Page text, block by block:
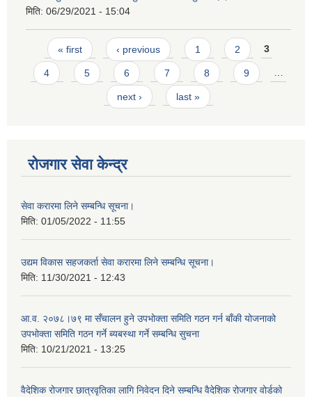
मिति: 06/29/2021 - 15:04
Pages
« first ‹ previous 1 2 3
4 5 6 7 8 9 …
next › last »
रोजगार सेवा केन्द्र
सेवा करारमा लिने सम्बन्धि सूचना।
मिति: 01/05/2022 - 11:55
उद्यम विकास सहजकर्ता सेवा करारमा लिने सम्बन्धि सूचना।
मिति: 11/30/2021 - 12:43
आ.व. २०७८।७९ मा सँचालन हुने उपभोक्ता समिति गठन गर्न बाँकी योजनाको
उपभोक्ता समिति गठन गर्ने ब्यबस्था गर्ने सम्बन्धि सुचना
मिति: 10/21/2021 - 13:25
वैदेशिक रोजगार छात्रवृतिका लागि निवेदन दिने सम्बन्धि वैदेशिक रोजगार वोर्डको